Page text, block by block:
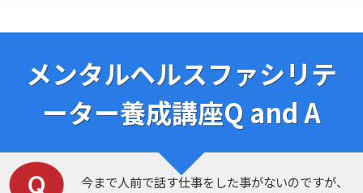
メンタルヘルスファシリテ
ーター養成講座Q and A
今まで人前で話す仕事をした事がないのですが、